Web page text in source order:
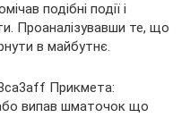
подібні події і
Проаналізувавши те, що
в майбутнє.